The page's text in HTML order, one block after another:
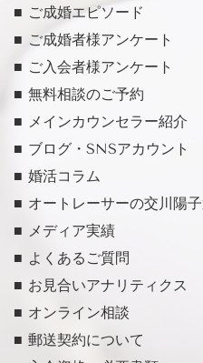
■ ご成婚エピソード
■ ご成婚者様アンケート
■ ご入会者様アンケート
■ 無料相談のご予約
■ メインカウンセラー紹介
■ ブログ・SNSアカウント
■ 婚活コラム
■ オートレーサーの交川陽
■ メディア実績
■ よくあるご質問
■ お見合いアナリティクス
■ オンライン相談
■ 郵送契約について